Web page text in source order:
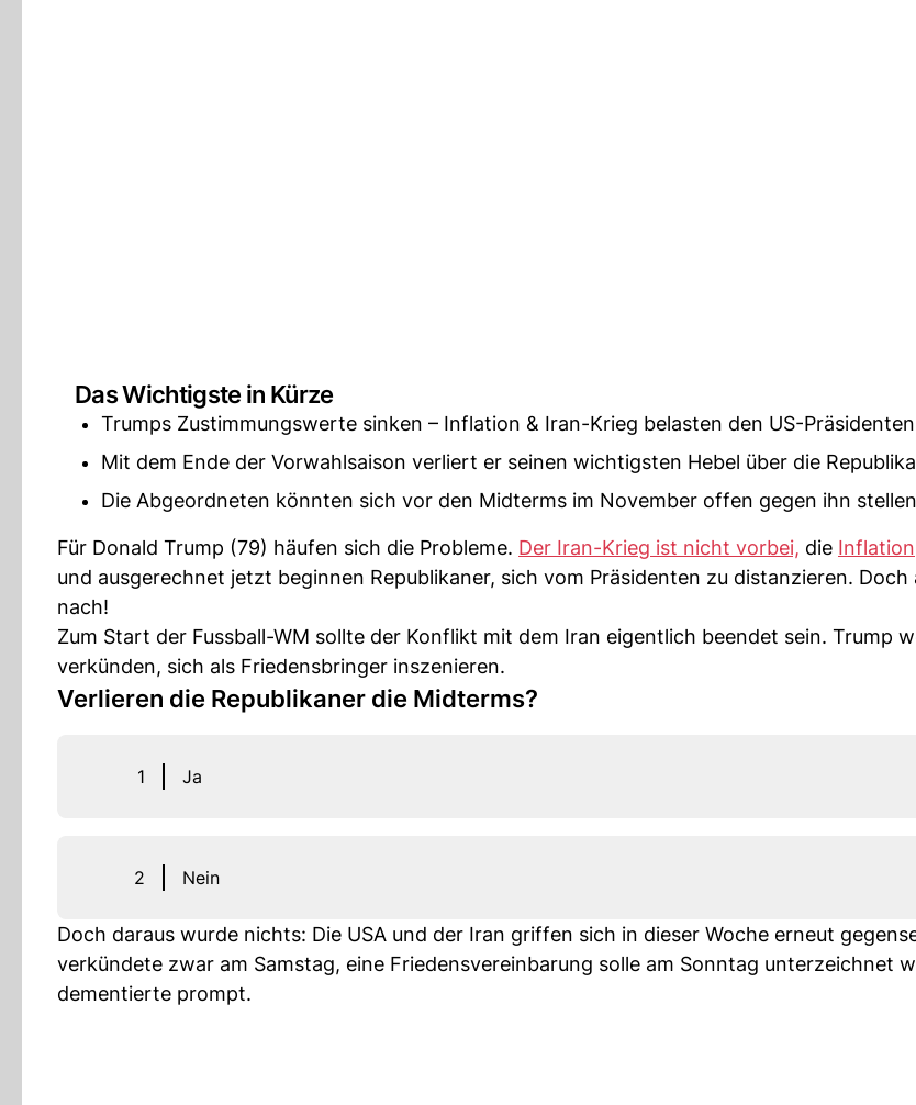
Das Wichtigste in Kürze
Trumps Zustimmungswerte sinken – Inflation & Iran-Krieg belasten den US-
Mit dem Ende der Vorwahlsaison verliert er seinen wichtigsten Hebel über die
Die Abgeordneten könnten sich vor den Midterms im November offen gegen ihn
Für Donald Trump (79) häufen sich die Probleme. Der Iran-Krieg ist nicht vorbei, die Inflation
und ausgerechnet jetzt beginnen Republikaner, sich vom Präsidenten zu distanzieren. Doch
nach!
Zum Start der Fussball-WM sollte der Konflikt mit dem Iran eigentlich beendet sein. Trump
verkünden, sich als Friedensbringer inszenieren.
Verlieren die Republikaner die Midterms?
1 Ja
2 Nein
Doch daraus wurde nichts: Die USA und der Iran griffen sich in dieser Woche erneut
verkündete zwar am Samstag, eine Friedensvereinbarung solle am Sonntag unterzeichnet
dementierte prompt.